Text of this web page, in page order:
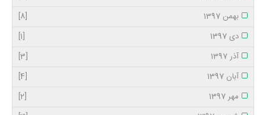
بهمن 1397
[8]
دی 1397
[1]
آذر 1397
[3]
آبان 1397
[4]
مهر 1397
[2]